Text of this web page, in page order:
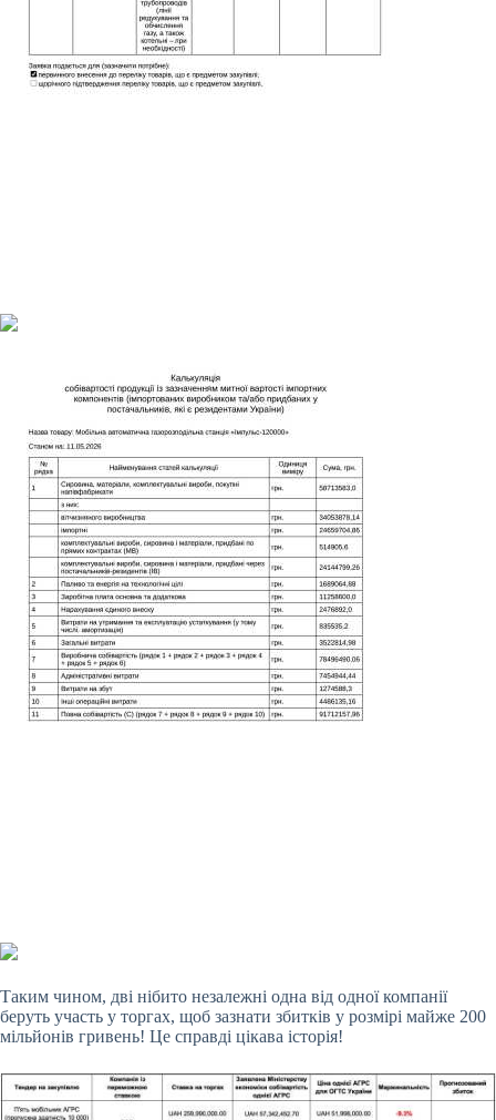
Таким чином, дві нібито незалежні одна від одної компанії
беруть участь у торгах, щоб зазнати збитків у розмірі майже 200
мільйонів гривень! Це справді цікава історія!